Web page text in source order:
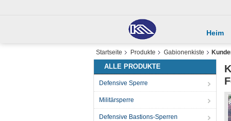
Heim
Startseite Produkte Gabionenkiste
ALLE PRODUKTE
Defensive Sperre
Militärsperre
Defensive Bastions-Sperren